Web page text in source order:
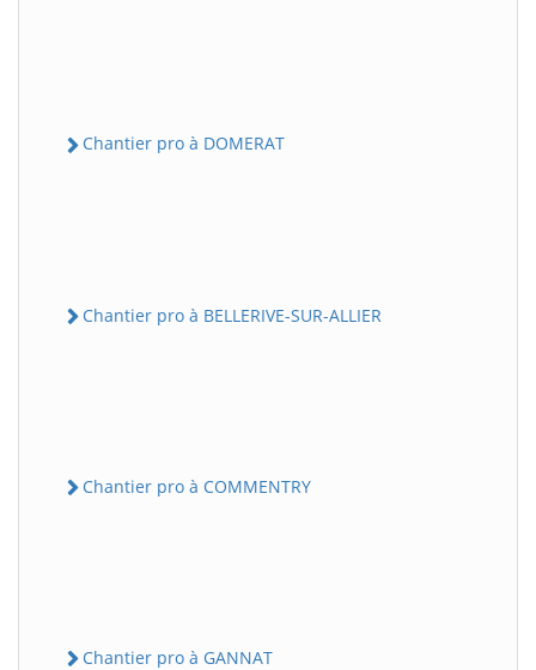
Chantier pro à DOMERAT
Chantier pro à BELLERIVE-SUR-ALLIER
Chantier pro à COMMENTRY
Chantier pro à GANNAT